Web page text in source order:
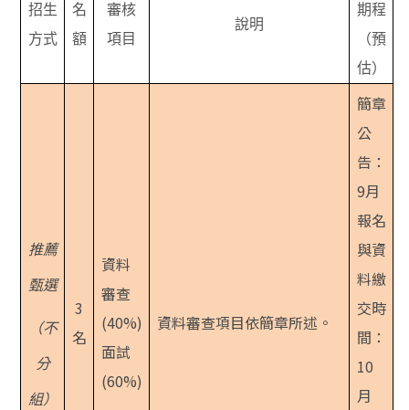
招生
方式
名
額
審核
項目
說明
期程
（預
估）
推薦
甄選
（不
分
組）
3
名
資料
審查
(40%)
面試
(60%)
資料審查項目依簡章所述。
簡章
公
告：
9月
報名
與資
料繳
交時
間：
10
月